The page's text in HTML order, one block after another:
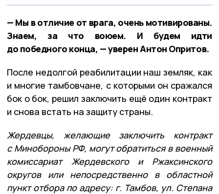
— Мы в отличие от врага, очень мотивированы.
Знаем, за что воюем. И будем идти
до победного конца, — уверен Антон Опритов.
После недолгой реабилитации наш земляк, как
и многие тамбовчане, с которыми он сражался
бок о бок, решил заключить ещё один контракт
и снова встать на защиту страны.
Жердевцы, желающие заключить контракт
с Минобороны РФ, могут обратиться в военный
комиссариат Жердевского и Ржаксинского
округов или непосредственно в областной
пункт отбора по адресу: г. Тамбов, ул. Степана